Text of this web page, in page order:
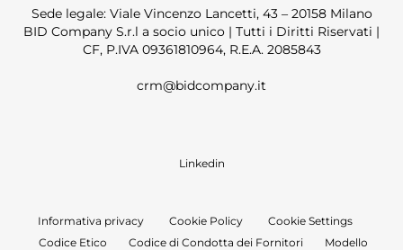
Sede legale: Viale Vincenzo Lancetti, 43 – 20158 Milano
BID Company S.r.l a socio unico | Tutti i Diritti Riservati |
CF, P.IVA 09361810964, R.E.A. 2085843
crm@bidcompany.it
Informativa privacy Cookie Policy
Cookie Settings
Codice Etico
Codice di Condotta dei Fornitori
Modello
Linkedin